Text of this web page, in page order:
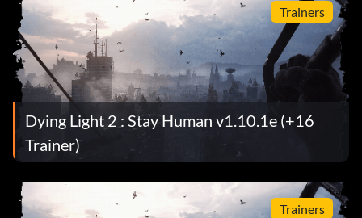
Trainers
Dying Light 2 : Stay Human v1.10.1e (+16
Trainer)
Trainers